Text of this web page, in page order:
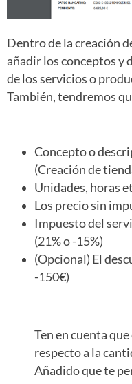
Dentro de la creación
añadir los conceptos y
de los servicios o
También, tendremos
Concepto o
(Creación de
Unidades, horas
Los precio sin
Impuesto del
(21% o -15%)
(Opcional) El
-150€)
Ten en cuenta
respecto a la
Añadido que te